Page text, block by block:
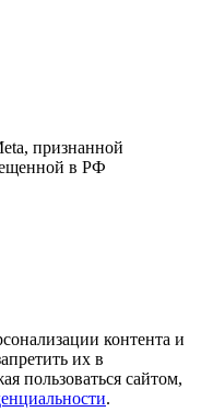
признанной
в РФ
контента и
их в
пользоваться сайтом,
.